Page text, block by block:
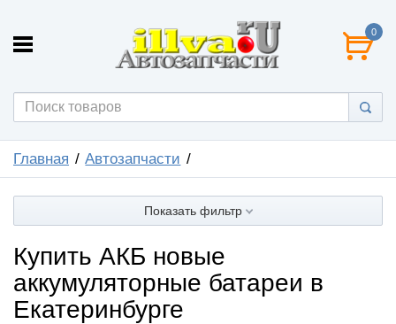
0
Главная Автозапчасти
Показать фильтр
Купить АКБ новые
аккумуляторные батареи в
Екатеринбурге